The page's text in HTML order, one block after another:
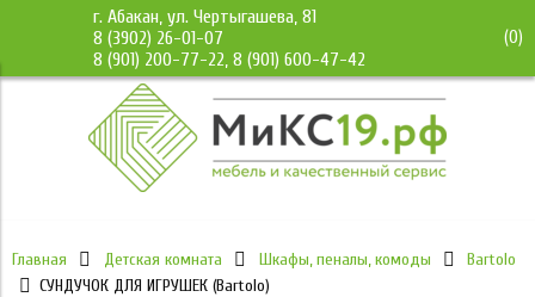
г. Абакан, ул. Чертыгашева, 81
8 (3902) 26-01-07
8 (901) 200-77-22, 8 (901) 600-47-42
(0)
Главная Детская комната Шкафы, пеналы, комоды
Bartolo
СУНДУЧОК ДЛЯ ИГРУШЕК (Bartolo)